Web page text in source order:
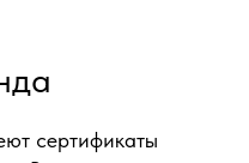
сертификаты